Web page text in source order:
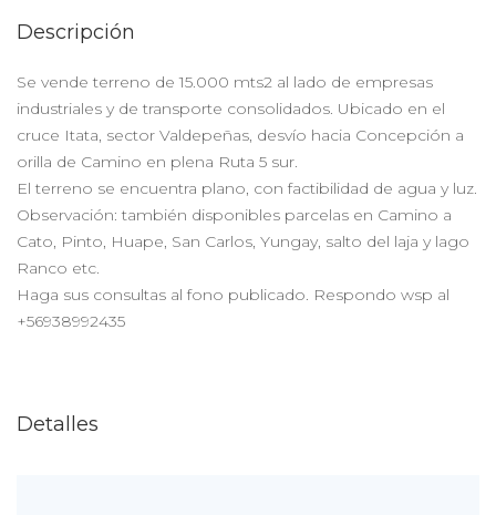
Descripción
Se vende terreno de 15.000 mts2 al lado de empresas
industriales y de transporte consolidados. Ubicado en el
cruce Itata, sector Valdepeñas, desvío hacia Concepción a
orilla de Camino en plena Ruta 5 sur.
El terreno se encuentra plano, con factibilidad de agua y luz.
Observación: también disponibles parcelas en Camino a
Cato, Pinto, Huape, San Carlos, Yungay, salto del laja y lago
Ranco etc.
Haga sus consultas al fono publicado. Respondo wsp al
+56938992435
Detalles